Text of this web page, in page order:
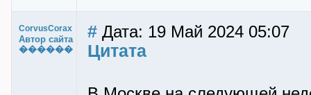
CorvusCorax
Автор сайта
������
# Дата: 19 Май 2024 05:07
Цитата